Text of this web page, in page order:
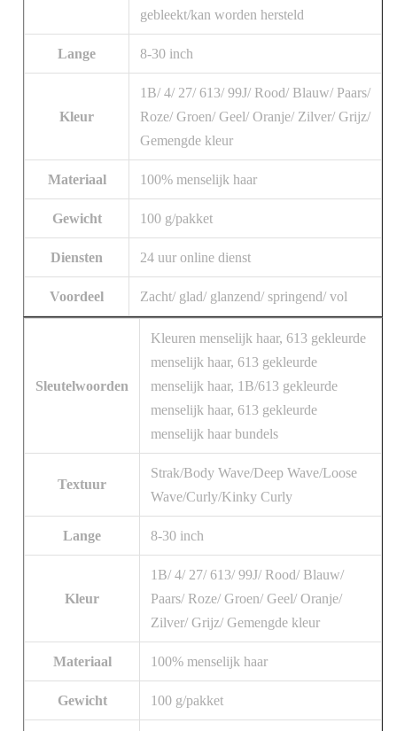
gebleekt/kan worden hersteld
Lange 8-30 inch
Kleur
1B/ 4/ 27/ 613/ 99J/ Rood/ Blauw/ Paars/
Roze/ Groen/ Geel/ Oranje/ Zilver/ Grijz/
Gemengde kleur
Materiaal 100% menselijk haar
Gewicht 100 g/pakket
Diensten 24 uur online dienst
Voordeel Zacht/ glad/ glanzend/ springend/ vol
Sleutelwoorden
Kleuren menselijk haar, 613 gekleurde
menselijk haar, 613 gekleurde
menselijk haar, 1B/613 gekleurde
menselijk haar, 613 gekleurde
menselijk haar bundels
Textuur
Strak/Body Wave/Deep Wave/Loose
Wave/Curly/Kinky Curly
Lange 8-30 inch
Kleur
1B/ 4/ 27/ 613/ 99J/ Rood/ Blauw/
Paars/ Roze/ Groen/ Geel/ Oranje/
Zilver/ Grijz/ Gemengde kleur
Materiaal 100% menselijk haar
Gewicht 100 g/pakket